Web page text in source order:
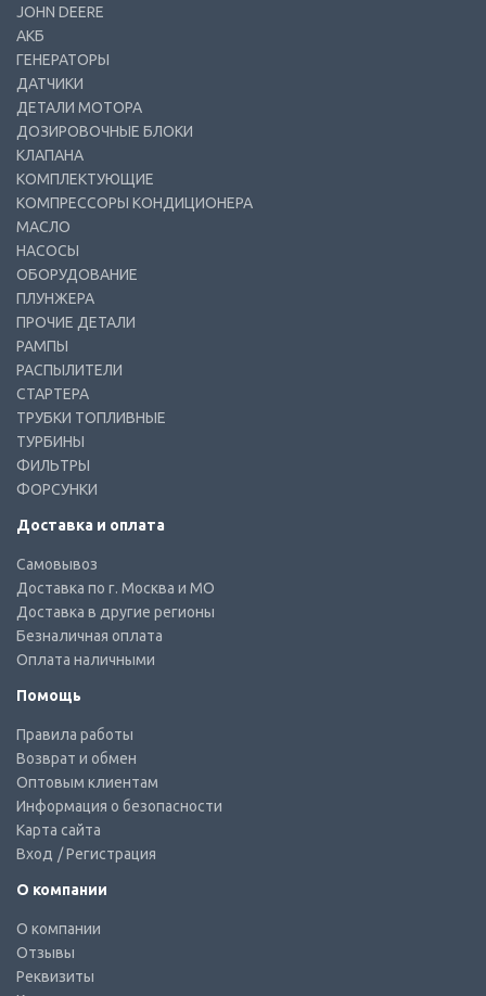
JOHN DEERE
АКБ
ГЕНЕРАТОРЫ
ДАТЧИКИ
ДЕТАЛИ МОТОРА
ДОЗИРОВОЧНЫЕ БЛОКИ
КЛАПАНА
КОМПЛЕКТУЮЩИЕ
КОМПРЕССОРЫ КОНДИЦИОНЕРА
МАСЛО
НАСОСЫ
ОБОРУДОВАНИЕ
ПЛУНЖЕРА
ПРОЧИЕ ДЕТАЛИ
РАМПЫ
РАСПЫЛИТЕЛИ
СТАРТЕРА
ТРУБКИ ТОПЛИВНЫЕ
ТУРБИНЫ
ФИЛЬТРЫ
ФОРСУНКИ
Доставка и оплата
Самовывоз
Доставка по г. Москва и МО
Доставка в другие регионы
Безналичная оплата
Оплата наличными
Помощь
Правила работы
Возврат и обмен
Оптовым клиентам
Информация о безопасности
Карта сайта
Вход / Регистрация
О компании
О компании
Отзывы
Реквизиты